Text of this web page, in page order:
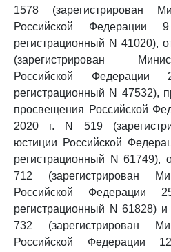
1578 (зарегистрирован
Российской
регистрационный N 41020),
(зарегистрирован
Российской
регистрационный N 47532),
просвещения Российской
2020 г. N 519
юстиции Российской
регистрационный N 61749),
712 (зарегистрирован
Российской Федерации
регистрационный N 61828) и
732 (зарегистрирован
Российской Федерации